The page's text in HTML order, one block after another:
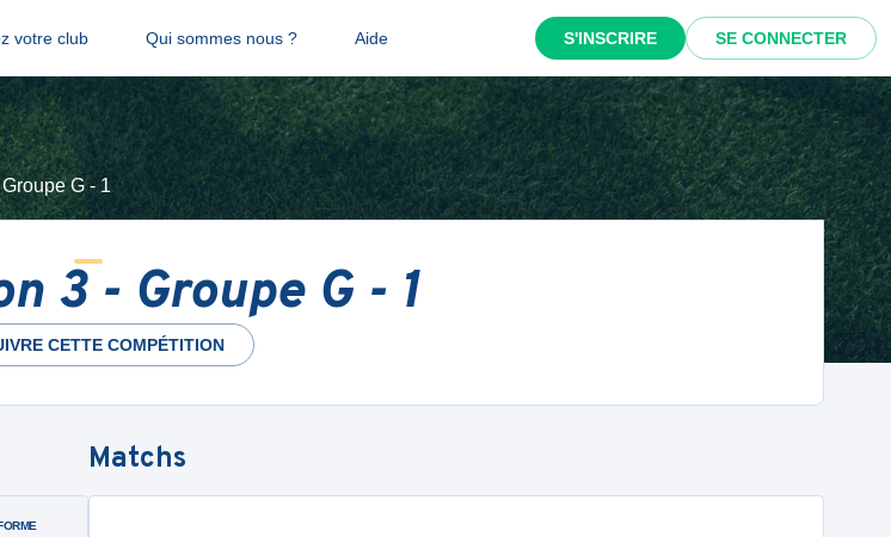
votre club Qui sommes nous ? Aide S'INSCRIRE SE CONNECTER
G - 1
3 - Groupe G - 1
CETTE COMPÉTITION
Matchs